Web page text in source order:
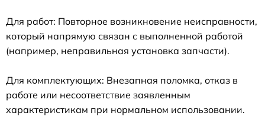
Для работ: Повторное возникновение неисправности,
который напрямую связан с выполненной работой
(например, неправильная установка запчасти).
Для комплектующих: Внезапная поломка, отказ в
работе или несоответствие заявленным
характеристикам при нормальном использовании.